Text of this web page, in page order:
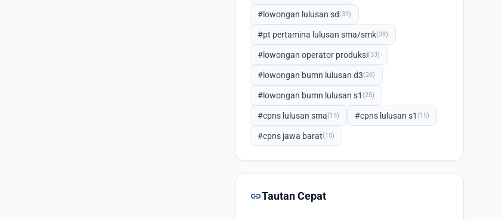
#lowongan lulusan sd(39)
#pt pertamina lulusan sma/smk(38)
#lowongan operator produksi(33)
#lowongan bumn lulusan d3(26)
#lowongan bumn lulusan s1 (25)
#cpns lulusan sma(15) #cpns lulusan s1 (15)
#cpns jawa barat(15)
linkTautan Cepat